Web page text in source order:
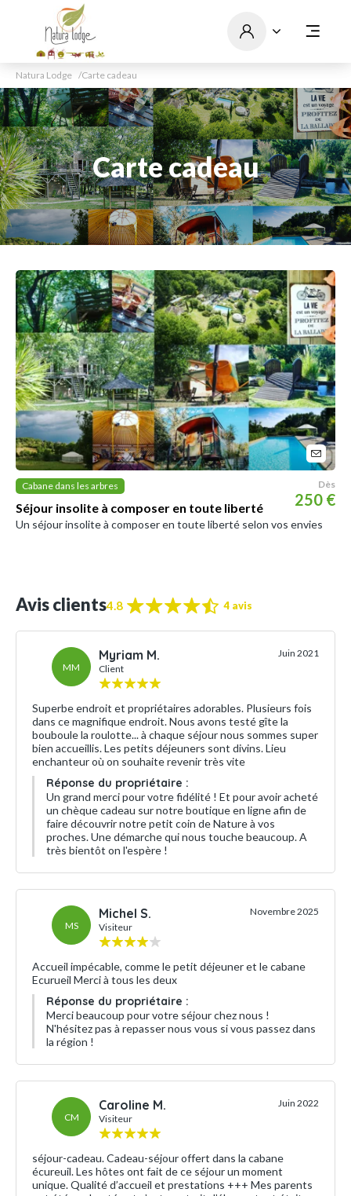
Natura Lodge Carte cadeau
Carte cadeau
Cabane dans les arbres
Séjour insolite à composer en toute liberté
Dès
250 €
Un séjour insolite à composer en toute liberté selon vos envies
Avis clients4.8 4 avis
MM
Myriam M.
Client
Juin 2021
Superbe endroit et propriétaires adorables. Plusieurs fois
dans ce magnifique endroit. Nous avons testé gîte la
bouboule la roulotte... à chaque séjour nous sommes super
bien accueillis. Les petits déjeuners sont divins. Lieu
enchanteur où on souhaite revenir très vite
Réponse du propriétaire :
Un grand merci pour votre fidélité ! Et pour avoir acheté
un chèque cadeau sur notre boutique en ligne afin de
faire découvrir notre petit coin de Nature à vos
proches. Une démarche qui nous touche beaucoup. A
très bientôt on l'espère !
MS
Michel S.
Visiteur
Novembre 2025
Accueil impécable, comme le petit déjeuner et le cabane
Ecurueil Merci à tous les deux
Réponse du propriétaire :
Merci beaucoup pour votre séjour chez nous !
N'hésitez pas à repasser nous vous si vous passez dans
la région !
CM
Caroline M.
Visiteur
Juin 2022
séjour-cadeau. Cadeau-séjour offert dans la cabane
écureuil. Les hôtes ont fait de ce séjour un moment
unique. Qualité d’accueil et prestations +++ Mes parents